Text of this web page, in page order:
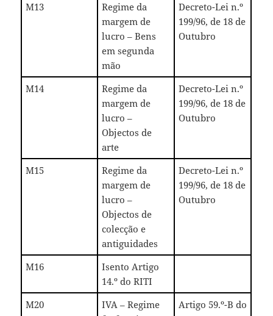
M13
Regime da
margem de
lucro – Bens
em segunda
mão
Decreto-Lei n.º
199/96, de 18 de
Outubro
M14
Regime da
margem de
lucro –
Objectos de
arte
Decreto-Lei n.º
199/96, de 18 de
Outubro
M15
Regime da
margem de
lucro –
Objectos de
colecção e
antiguidades
Decreto-Lei n.º
199/96, de 18 de
Outubro
M16
Isento Artigo
14.º do RITI
M20
IVA – Regime
Artigo 59.º-B do